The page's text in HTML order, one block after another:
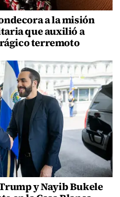
a la misión
que auxilió a
terremoto
y Nayib Bukele